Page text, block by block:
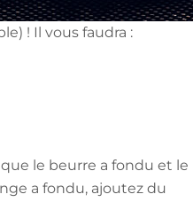
! Il vous faudra :
le beurre a fondu et le
a fondu, ajoutez du